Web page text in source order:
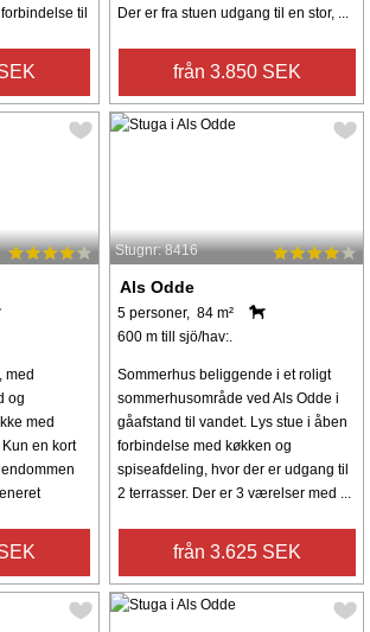
til
Der er fra stuen udgang til en stor, ...
från 3.850 SEK
med
og
med
en kort
Stugnr: 8416
Als Odde
5 personer, 84 m²
600 m till sjö/hav:.
Sommerhus beliggende i et roligt
sommerhusområde ved Als Odde i
gåafstand til vandet. Lys stue i åben
forbindelse med køkken og
spiseafdeling, hvor der er udgang til
2 terrasser. Der er 3 værelser med ...
från 3.625 SEK